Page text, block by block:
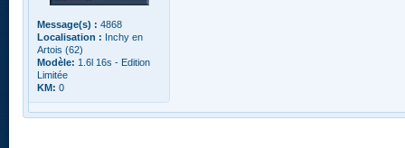
Message(s) : 4868
Localisation : Inchy en
Artois (62)
Modèle: 1.6l 16s - Edition
Limitée
KM: 0